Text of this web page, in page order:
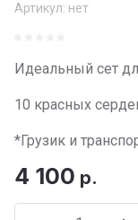
Артикул: нет
Идеальный сет
10 красных
*Грузик и
4 100 р.